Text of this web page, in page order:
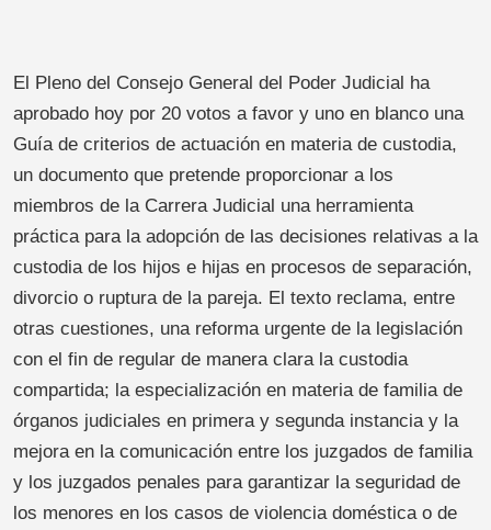
El Pleno del Consejo General del Poder Judicial ha
aprobado hoy por 20 votos a favor y uno en blanco una
Guía de criterios de actuación en materia de custodia,
un documento que pretende proporcionar a los
miembros de la Carrera Judicial una herramienta
práctica para la adopción de las decisiones relativas a la
custodia de los hijos e hijas en procesos de separación,
divorcio o ruptura de la pareja. El texto reclama, entre
otras cuestiones, una reforma urgente de la legislación
con el fin de regular de manera clara la custodia
compartida; la especialización en materia de familia de
órganos judiciales en primera y segunda instancia y la
mejora en la comunicación entre los juzgados de familia
y los juzgados penales para garantizar la seguridad de
los menores en los casos de violencia doméstica o de